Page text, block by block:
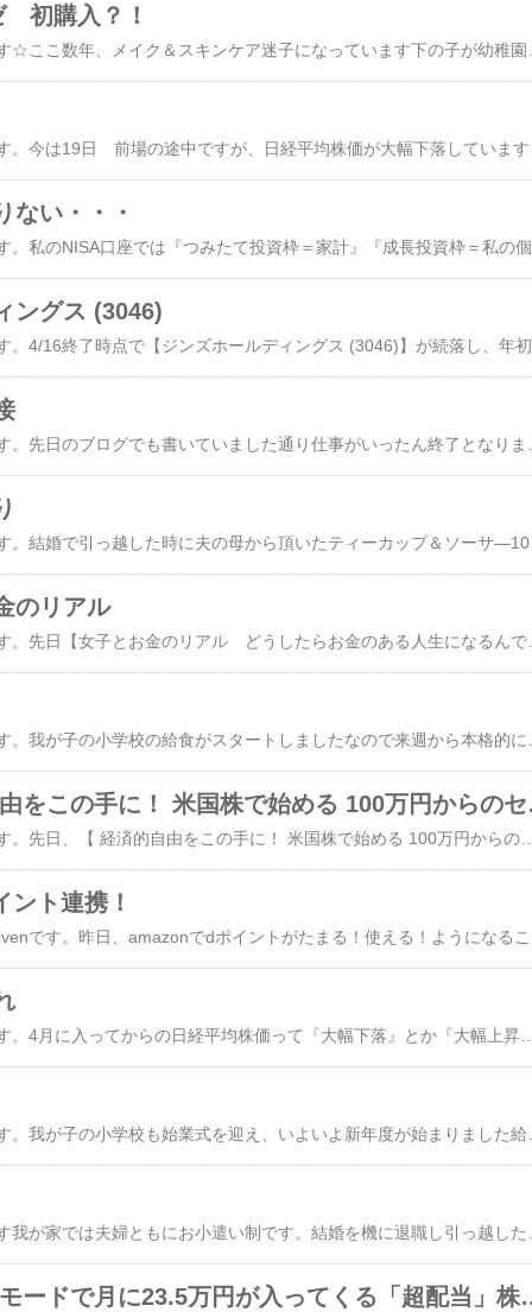
初購入？！
ない・・・
ングス (3046)
こんにちは！hibivenです。結婚で引っ越した時に夫の母から頂いたティーカップ＆ソーサ―10客を処分しました
のリアル
こんにちは！hibivenです。先日​【女子とお金のリアル どうしたらお金のある人生になるんですか！？】を読みました。内容紹介（出版社より）：「私なんてこんなもの。身の丈で生きよう」と人生をあきらめた節約
【本】
こんにちは！hibivenです。先日、【 ​経済的自由をこの手に！ 米国株で始める 100万円からのセミリタイア投資術」​】を読みました。最近、アメリカの個別株も気になっていて楽天証券のコラムを見たり色んな本を読んでいます著者のたぱぞうさんは様々な媒体でも取り上げられていらっしゃいますね。FIREするために能動的に動かれたという訳ではなく、資産分散のために副業していたらセミリタイアの道ができていた。資産管理会社を設立されて株式投資だけでなく不動産投資などもされているので、『セミリタイア』なんですね個別株
ト連携！
こんにちは！hibivenです。4月に入ってからの日経平均株価って『大幅下落』とか『大幅上昇』とか見出しがよく載ってますね。それだけ値幅が大きく動いているのでしょう。私の持ち株はあまり関係ないのですが先週、4/5は『大幅下落』の日でしたね。午前中にチェックしたときにすごい下がってて、私のチェックしている銘柄も年初来安値更新のものがいくつかありただ午前中は忙しかったので
【本】 半オートモードで月に23.5万円